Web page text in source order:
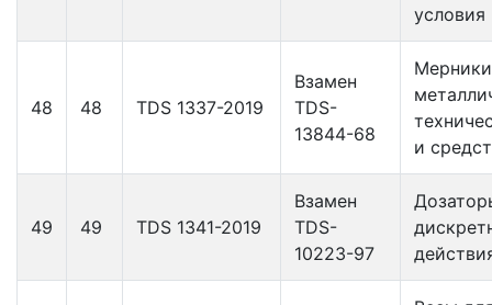
условия
48 48 TDS 1337-2019
Взамен
TDS-
13844-68
Мерники
и
49 49 TDS 1341-2019
Взамен
TDS-
10223-97